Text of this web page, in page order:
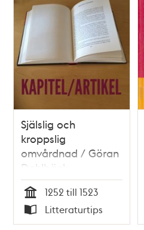
Själslig och
kroppslig
omvårdnad / Göran
Dahlbäck
Tid
1252 till 1523
Typ
Litteraturtips